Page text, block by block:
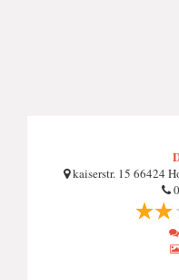
kaiserstr. 15 66424